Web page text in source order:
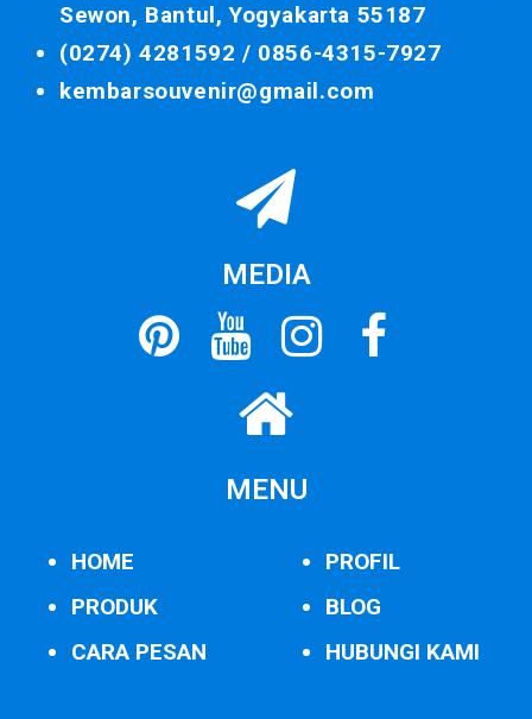
Sewon, Bantul, Yogyakarta 55187
(0274) 4281592 / 0856-4315-7927
kembarsouvenir@gmail.com
MEDIA
MENU
HOME
PRODUK
CARA PESAN
PROFIL
BLOG
HUBUNGI KAMI